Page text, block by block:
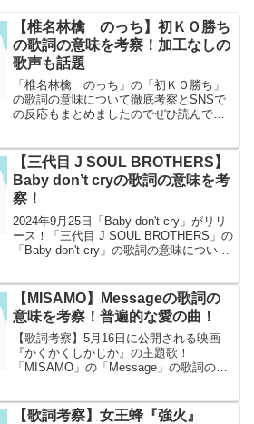
【椎名林檎 のっち】初ＫＯ勝ち
の歌詞の意味を考察！加工なしの
歌声も話題
「椎名林檎 のっち」の「初ＫＯ勝ち」
の歌詞の意味について徹底考察とSNSで
の反応もまとめましたのでぜひ読んでみ
【三代目 J SOUL BROTHERS】
Baby don’t cryの歌詞の意味を考
察！
2024年9月25日「Baby don't cry」がリリ
ース！「三代目 J SOUL BROTHERS」の
「Baby don't cry」の歌詞の意味について
【MISAMO】Messageの歌詞の
意味を考察！普遍的な愛の曲！
【歌詞考察】5月16日に公開される映画
『かくかくしかじか』の主題歌！
「MISAMO」の「Message」の歌詞の意
【歌詞考察】女王蜂『強火』